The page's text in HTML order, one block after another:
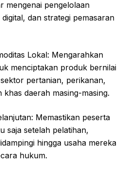
mengenai pengelolaan
dan strategi pemasaran
Lokal: Mengarahkan
menciptakan produk bernilai
pertanian, perikanan,
khas daerah masing-masing.
Memastikan peserta
saja setelah pelatihan,
hingga usaha mereka
hukum.